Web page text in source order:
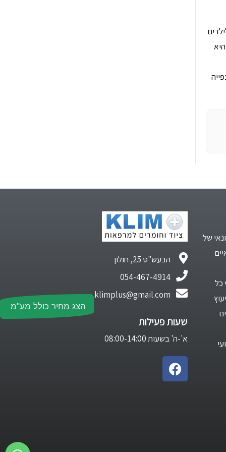
הצג מחיר כולל מע"מ
של
כל
הבעש"ט 25, חולון
054-467-4914
klimplus@gmail.com
שעות פעילות
א'-ה' בשעות 08:00-14:00